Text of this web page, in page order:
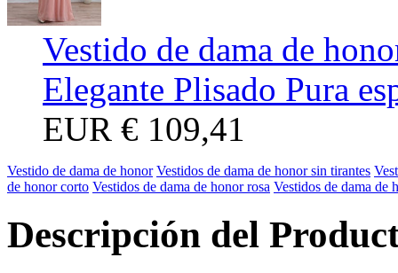
Vestido de dama de
Elegante Plisado Pura
EUR € 109,41
Vestido de dama de honor Vestidos de dama de honor sin tirantes
de honor corto Vestidos de dama de honor rosa Vestidos de dama de
Descripción del